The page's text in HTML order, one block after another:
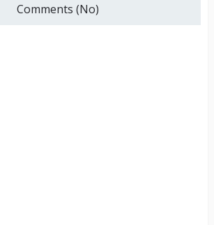
Comments (No)